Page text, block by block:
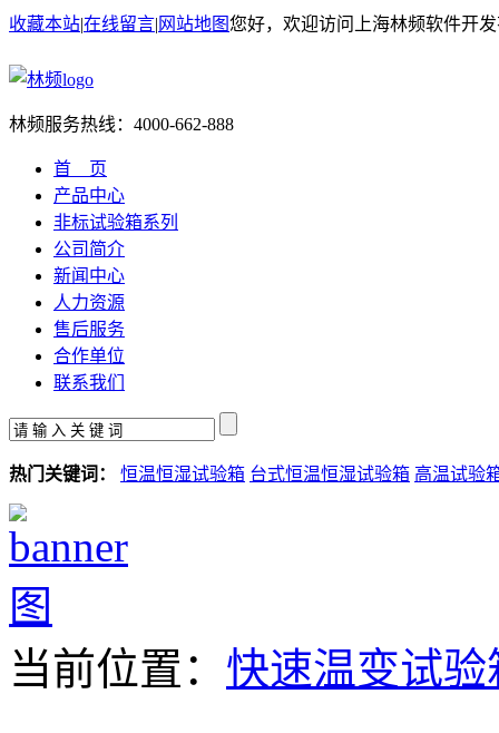
收藏本站|在线留言| 网站地图您好，欢迎访问上海林频软件开
林频服务热线： 4000-662-888
首 页
产品中心
非标试验箱系列
公司简介
新闻中心
人力资源
售后服务
合作单位
联系我们
热门关键词： 恒温恒湿试验箱 台式恒温恒湿试验箱 高温试验
当前位置： 快速温变试验